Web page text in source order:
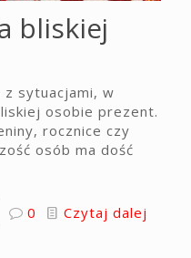
bliskiej
z sytuacjami, w
osobie prezent.
rocznice czy
osób ma dość
0 Czytaj dalej